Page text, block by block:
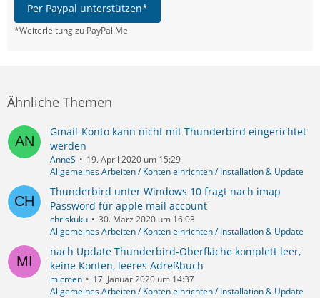
Per Paypal unterstützen*
*Weiterleitung zu PayPal.Me
Ähnliche Themen
Gmail-Konto kann nicht mit Thunderbird eingerichtet
werden
AnneS
19. April 2020 um 15:29
Allgemeines Arbeiten / Konten einrichten / Installation & Update
Thunderbird unter Windows 10 fragt nach imap
Password für apple mail account
chriskuku
30. März 2020 um 16:03
Allgemeines Arbeiten / Konten einrichten / Installation & Update
nach Update Thunderbird-Oberfläche komplett leer,
keine Konten, leeres Adreßbuch
micmen
17. Januar 2020 um 14:37
Allgemeines Arbeiten / Konten einrichten / Installation & Update